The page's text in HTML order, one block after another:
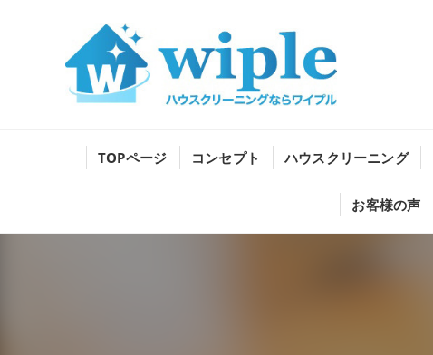
TOPページ コンセプト ハウスクリーニング
お客様の声